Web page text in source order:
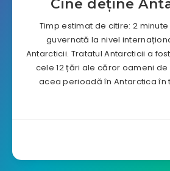
Cine deține
Timp estimat de citire: 2
guvernată la nivel
Antarcticii. Tratatul Antarcticii a
cele 12 țări ale căror oameni
acea perioadă în Antarctica în